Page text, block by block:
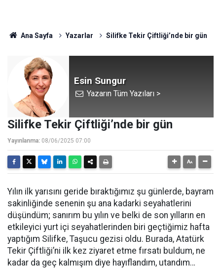
Ana Sayfa Yazarlar Silifke Tekir Çiftliği’nde bir gün
Esin Sungur
Yazarın Tüm Yazıları >
Silifke Tekir Çiftliği’nde bir gün
Yayınlanma: 08/06/2025 07:00
Yılın ilk yarısını geride bıraktığımız şu günlerde, bayram
sakinliğinde senenin şu ana kadarki seyahatlerini
düşündüm; sanırım bu yılın ve belki de son yılların en
etkileyici yurt içi seyahatlerinden biri geçtiğimiz hafta
yaptığım Silifke, Taşucu gezisi oldu. Burada, Atatürk
Tekir Çiftliği’ni ilk kez ziyaret etme fırsatı buldum, ne
kadar da geç kalmışım diye hayıflandım, utandım…